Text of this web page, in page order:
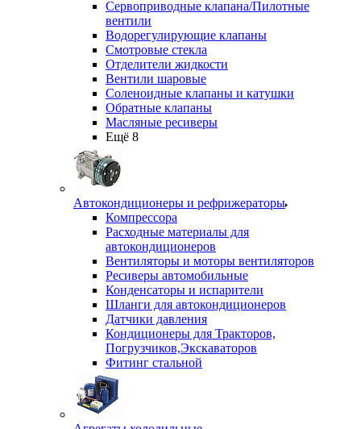
Сервоприводные клапана/Пилотные
вентили
Водорегулирующие клапаны
Смотровые стекла
Отделители жидкости
Вентили шаровые
Соленоидные клапаны и катушки
Обратные клапаны
Масляные ресиверы
Ещё 8
Автокондиционеры и рефрижераторы
Компрессора
Расходные материалы для
автокондиционеров
Вентиляторы и моторы вентиляторов
Ресиверы автомобильные
Конденсаторы и испарители
Шланги для автокондиционеров
Датчики давления
Кондиционеры для Тракторов,
Погрузчиков,Экскаваторов
Фитинг стальной